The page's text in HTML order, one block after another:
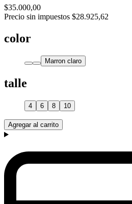
$35.000,00
Precio sin impuestos $28.925,62
color
Marron claro
talle
4 6 8 10
Agregar al carrito